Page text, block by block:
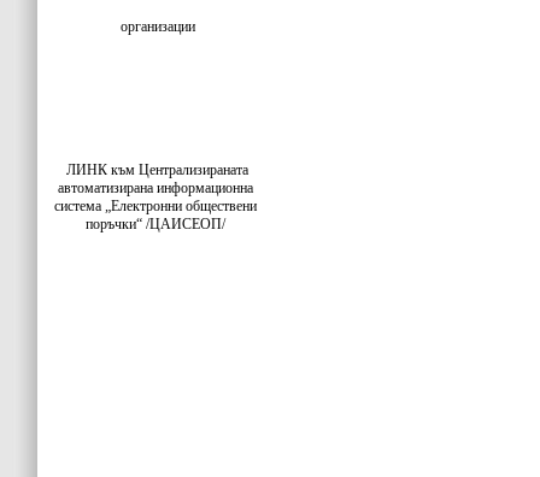
организации
ЛИНК към Централизираната
автоматизирана информационна
система „Електронни обществени
поръчки“ /ЦАИСЕОП/